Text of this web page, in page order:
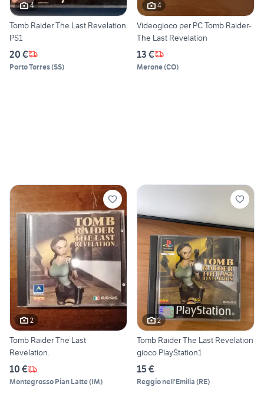
4
Tomb Raider The Last Revelation
PS1
20 €
Porto Torres(SS)
4
Videogioco per PC Tomb Raider-
The Last Revelation
13 €
Merone(CO)
2
Tomb Raider The Last
Revelation.
10 €
Montegrosso Pian Latte(IM)
2
Tomb Raider The Last Revelation
gioco PlayStation1
15 €
Reggio nell'Emilia (RE)